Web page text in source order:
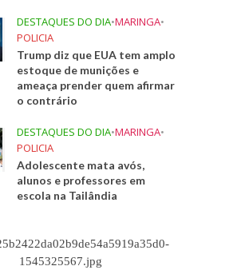
DESTAQUES DO DIA•MARINGA•
POLICIA
Trump diz que EUA tem amplo
estoque de munições e
ameaça prender quem afirmar
o contrário
DESTAQUES DO DIA•MARINGA•
POLICIA
Adolescente mata avós,
alunos e professores em
escola na Tailândia